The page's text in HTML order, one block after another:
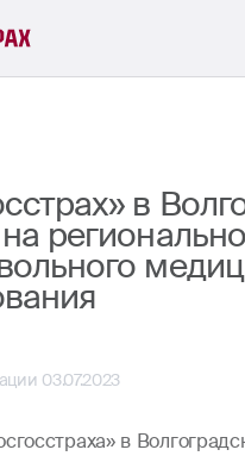
в
03.07.2023
в